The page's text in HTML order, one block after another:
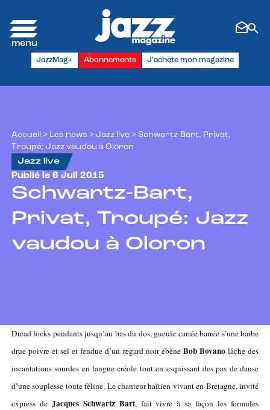
JazzMag+ Abonnements J'achète mon magazine
Accueil > Les news > Jazz live > Schwartz-Bart, Privat,
Troupé: Jazz vaudou à Oloron
Jazz live
Publié le 6 Juil 2015
Schwartz-Bart,
Privat, Troupé: Jazz
vaudou à Oloron
Dread locks pendants jusqu’au bas du dos, gueule carrée barrée s’une barbe
drue poivre et sel et fendue d’un regard noir ébène Bob Bovanolâche des
incantations sourdes en langue créole tout en esquissant des pas de danse
d’une souplesse toute féline. Le chanteur haïtien vivant en Bretagne, invité
express de Jacques Schwartz Bart, fait vivre à sa façon les formules